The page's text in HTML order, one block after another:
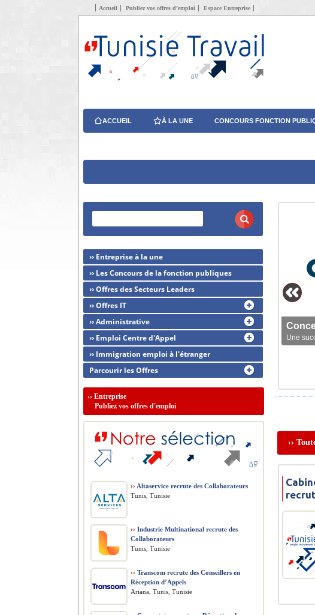
Accueil Publiez vos offres d’emploi Espace Entreprise
ACCUEIL À LA UNE CONCOURS FONCTION
Une
››
›› Entreprise à la une
›› Les Concours de la fonction publiques
›› Offres des Secteurs Leaders
›› Offres IT
›› Administrative
›› Emploi Centre d'Appel
›› Immigration emploi à l'étranger
Parcourir les Offres
›› Entreprise
Publiez vos offres d'emploi
›› Altaservice recrute des Collaborateurs
Tunis, Tunisie
›› Industrie Multinational recrute des
Collaborateurs
Tunis, Tunisie
›› Transcom recrute des Conseillers en
Réception d’Appels
Ariana, Tunis, Tunisie